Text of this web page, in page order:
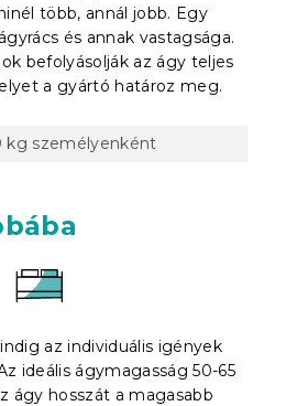
több, annál jobb. Egy
és annak vastagsága.
befolyásolják az ágy teljes
a gyártó határoz meg.
kg személyenként
az individuális igények
ideális ágymagasság 50-65
ágy hosszát a magasabb